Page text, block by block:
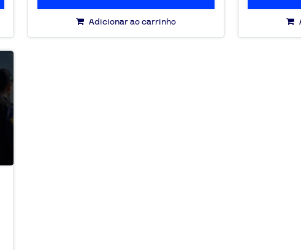
Adicionar ao carrinho